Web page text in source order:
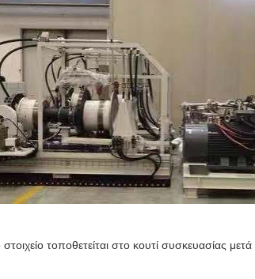
τοποθετείται στο κουτί συσκευασίας